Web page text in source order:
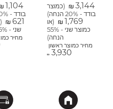
₪ 3,144
(כמוצר
בודד - 20% הנחה)
₪ 1,769
(או
כמוצר שני - 55%
הנחה)
מחיר כמוצר ראשון
₪ 3,930
1,104
בודד - 20% הנחה)
₪ 621
שני - 55% הנחה)
מחיר